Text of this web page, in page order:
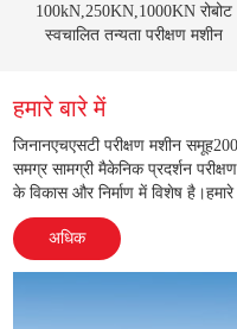
100kN,250KN,1000KN रोबोट
स्वचालित तन्यता परीक्षण मशीन
हमारे बारे में
जिनानएचएसटी परीक्षण मशीन
समग्र सामग्री मैकेनिक प्रदर्शन
के विकास और निर्माण में विशेष
अधिक